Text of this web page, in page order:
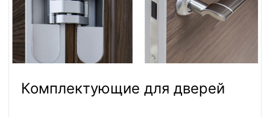
Комплектующие для дверей